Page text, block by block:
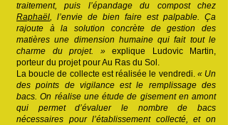
traitement, puis l’épandage du compost chez
Raphaël, l’envie de bien faire est palpable. Ça
rajoute à la solution concrète de gestion des
matières une dimension humaine qui fait tout le
charme du projet. »explique Ludovic Martin,
porteur du projet pour Au Ras du Sol.
La boucle de collecte est réalisée le vendredi. « Un
des points de vigilance est le remplissage des
bacs. On réalise une étude de gisement en amont
qui permet d’évaluer le nombre de bacs
nécessaires pour l’établissement collecté, et on